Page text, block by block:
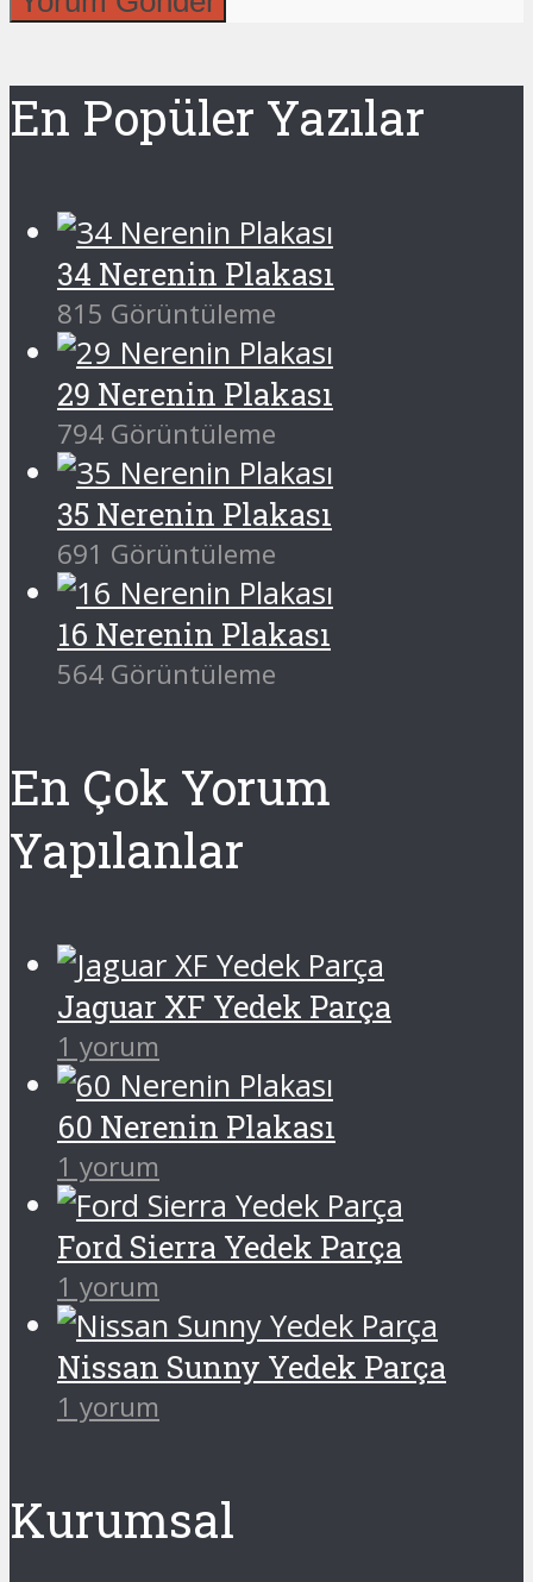
En Popüler Yazılar
34 Nerenin Plakası
815 Görüntüleme
29 Nerenin Plakası
794 Görüntüleme
35 Nerenin Plakası
691 Görüntüleme
16 Nerenin Plakası
564 Görüntüleme
En Çok Yorum
Yapılanlar
Jaguar XF Yedek Parça
1 yorum
60 Nerenin Plakası
1 yorum
Ford Sierra Yedek Parça
1 yorum
Nissan Sunny Yedek Parça
1 yorum
Kurumsal